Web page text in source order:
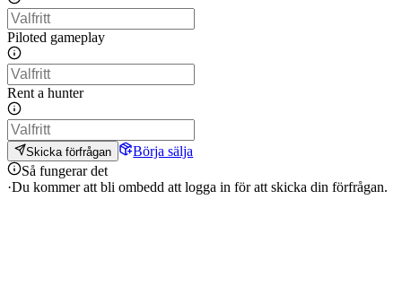
Piloted gameplay
Rent a hunter
Skicka förfrågan
Börja sälja
Så fungerar det
·Du kommer att bli ombedd att logga in för att skicka din förfrågan.